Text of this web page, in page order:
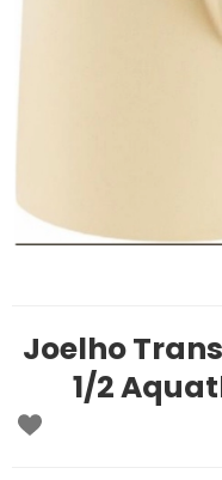
Joelho
1/2